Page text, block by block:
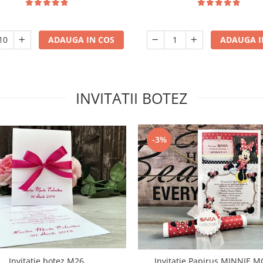
ADAUGA IN COS ADAUGA
INVITATII BOTEZ
Invitatie botez M26
-3%
Invitatie Papirus MINNIE